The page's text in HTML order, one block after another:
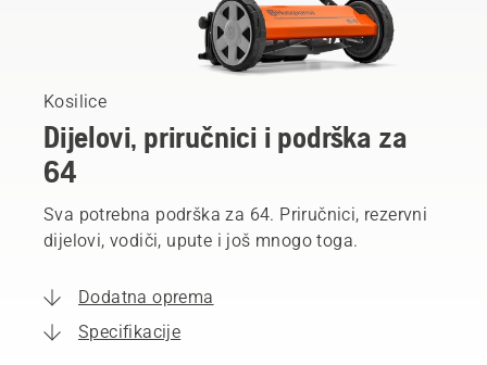
Kosilice
Dijelovi, priručnici i podrška za
64
Sva potrebna podrška za 64. Priručnici, rezervni
dijelovi, vodiči, upute i još mnogo toga.
Dodatna oprema
Specifikacije